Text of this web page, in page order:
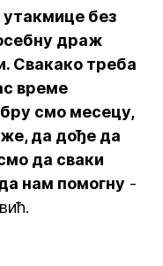
без
драж
Свакако треба
време
смо месецу,
да дође да
да сваки
нам помогну -